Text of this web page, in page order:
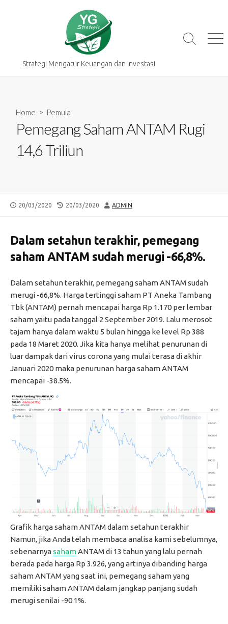
Strategi Mengatur Keuangan dan Investasi
Search
Home > Pemula
Pemegang Saham ANTAM Rugi
14,6 Triliun
PUBLISHED
20/03/2020
LAST
20/03/2020 AUTHOR
ADMIN
Dalam setahun terakhir, pemegang
saham ANTAM sudah merugi -66,8%.
Dalam setahun terakhir, pemegang saham ANTAM sudah
merugi -66,8%. Harga tertinggi saham PT Aneka Tambang
Tbk (ANTAM) pernah mencapai harga Rp 1.170 per lembar
saham yaitu pada tanggal 2 September 2019. Lalu merosot
tajam hanya dalam waktu 5 bulan hingga ke level Rp 388
pada 18 Maret 2020. Jika kita hanya melihat penurunan di
luar dampak dari virus corona yang mulai terasa di akhir
Januari 2020 maka penurunan harga saham ANTAM
mencapai -38.5%.
Grafik harga saham ANTAM dalam setahun terakhir
Namun, jika Anda telah membaca analisa kami sebelumnya,
sebenarnyasahamANTAM di 13 tahun yang lalu pernah
berada pada harga Rp 3.926, yang artinya dibanding harga
saham ANTAM yang saat ini, pemegang saham yang
memiliki saham ANTAM dalam jangkap panjang sudah
merugi senilai -90.1%.